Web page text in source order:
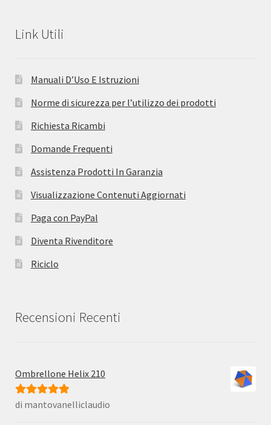
Link Utili
Manuali D’Uso E Istruzioni
Norme di sicurezza per l’utilizzo dei prodotti
Richiesta Ricambi
Domande Frequenti
Assistenza Prodotti In Garanzia
Visualizzazione Contenuti Aggiornati
Paga con PayPal
Diventa Rivenditore
Riciclo
Recensioni Recenti
Ombrellone Helix 210
Valutato5su
di mantovanelliclaudio